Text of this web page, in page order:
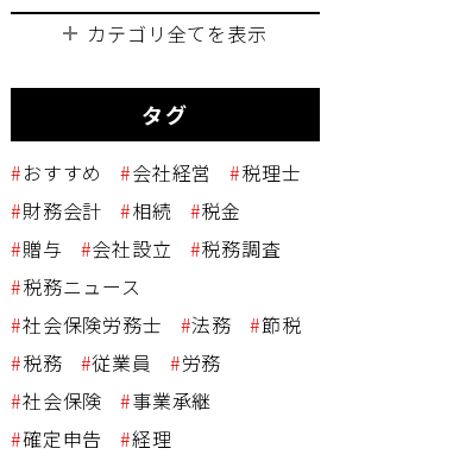
カテゴリ全てを表示
タグ
おすすめ 会社経営
税理士
財務会計
相続
税金
贈与
会社設立
税務調査
税務ニュース
社会保険労務士
法務
節税
税務
従業員
労務
社会保険
事業承継
確定申告
経理